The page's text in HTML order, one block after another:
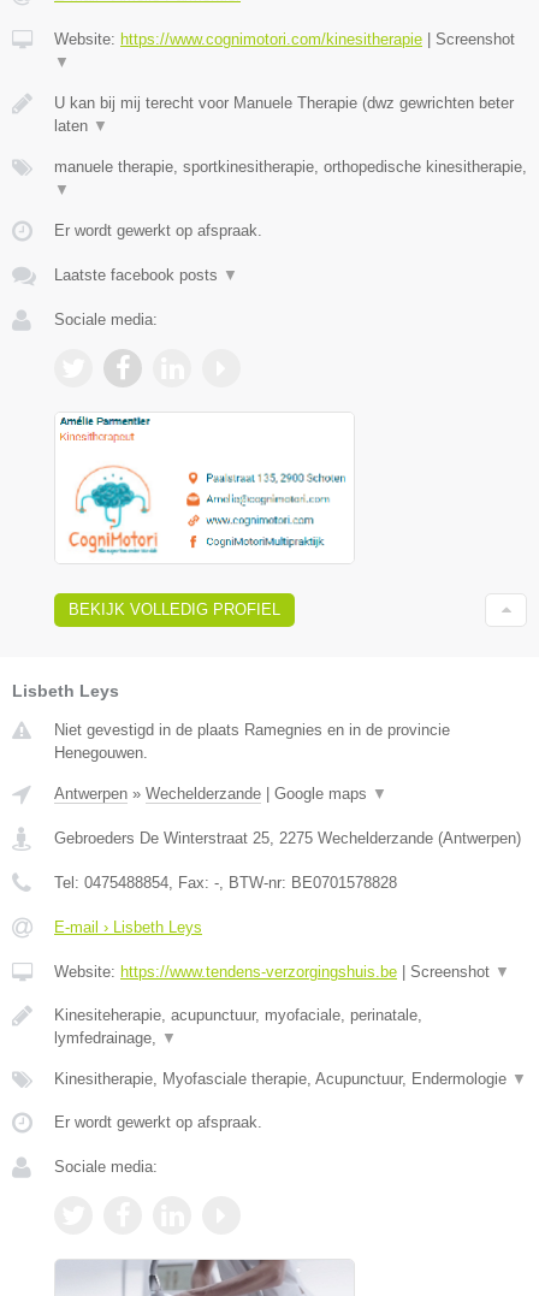
Website: https://www.cognimotori.com/kinesitherapie
Screenshot
▼
U kan bij mij terecht voor Manuele Therapie (dwz gewrichten beter
laten ▼
manuele therapie, sportkinesitherapie, orthopedische kinesitherapie,
▼
Er wordt gewerkt op afspraak.
Laatste facebook posts ▼
Sociale media:
BEKIJK VOLLEDIG PROFIEL
Lisbeth Leys
Niet gevestigd in de plaats Ramegnies en in de provincie
Henegouwen.
Antwerpen » Wechelderzande Google maps ▼
Gebroeders De Winterstraat 25 2275 Wechelderzande (Antwerpen)
Tel: 0475488854 , Fax: - , BTW-nr: BE0701578828
E-mail › Lisbeth Leys
Website: https://www.tendens-verzorgingshuis.be Screenshot ▼
Kinesiteherapie, acupunctuur, myofaciale, perinatale,
lymfedrainage,
▼
Kinesitherapie, Myofasciale therapie, Acupunctuur, Endermologie ▼
Er wordt gewerkt op afspraak.
Sociale media: